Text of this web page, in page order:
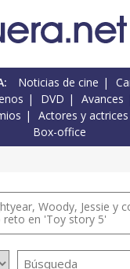
Noticias de cine
DVD Avances
Actores y actrices
Box-office
Woody, Jessie y
reto en 'Toy story 5'